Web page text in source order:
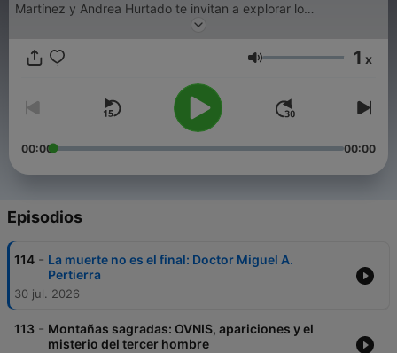
Martínez y Andrea Hurtado te invitan a explorar lo
desconocido. Cada semana, te llevaremos a través de
fenómenos paranormales, lugares legendarios, experiencias
mano de sus protagonistas. Únete a nosotros en este
emocionante viaje al corazón de lo insólito en este podcast de
misterio. ¡Apaga las luces, ponte los auriculares y descubre lo
inexplicable con nosotros! 🎙️🔍
Volumen 1 x
00:00 00:00
Episodios
114 - La muerte no es el final: Doctor Miguel A.
Pertierra
30 jul. 2026
113 - Montañas sagradas: OVNIS, apariciones y el
misterio del tercer hombre